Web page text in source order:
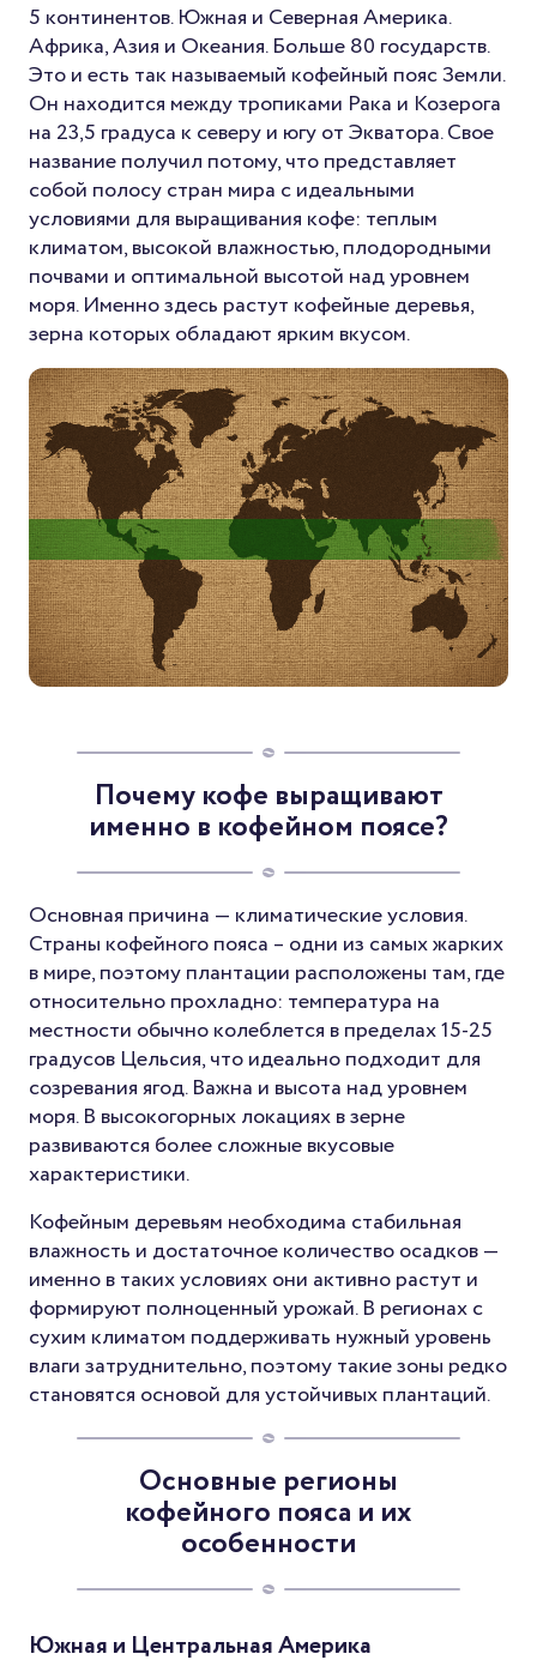
5 континентов. Южная и Северная Америка.
Африка, Азия и Океания. Больше 80 государств.
Это и есть так называемый кофейный пояс Земли.
Он находится между тропиками Рака и Козерога
на 23,5 градуса к северу и югу от Экватора. Свое
название получил потому, что представляет
собой полосу стран мира с идеальными
условиями для выращивания кофе: теплым
климатом, высокой влажностью, плодородными
почвами и оптимальной высотой над уровнем
моря. Именно здесь растут кофейные деревья,
зерна которых обладают ярким вкусом.
Почему кофе выращивают
именно в кофейном поясе?
Основная причина — климатические условия.
Страны кофейного пояса – одни из самых жарких
в мире, поэтому плантации расположены там, где
относительно прохладно: температура на
местности обычно колеблется в пределах 15-25
градусов Цельсия, что идеально подходит для
созревания ягод. Важна и высота над уровнем
моря. В высокогорных локациях в зерне
развиваются более сложные вкусовые
характеристики.
Кофейным деревьям необходима стабильная
влажность и достаточное количество осадков —
именно в таких условиях они активно растут и
формируют полноценный урожай. В регионах с
сухим климатом поддерживать нужный уровень
влаги затруднительно, поэтому такие зоны редко
становятся основой для устойчивых плантаций.
Основные регионы
кофейного пояса и их
особенности
Южная и Центральная Америка